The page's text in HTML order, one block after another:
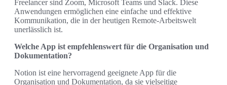
Freelancer sind Zoom, Microsoft Teams und Slack. Diese
Anwendungen ermöglichen eine einfache und effektive
Kommunikation, die in der heutigen Remote-Arbeitswelt
unerlässlich ist.
Welche App ist empfehlenswert für die Organisation und
Dokumentation?
Notion ist eine hervorragend geeignete App für die
Organisation und Dokumentation, da sie vielseitige